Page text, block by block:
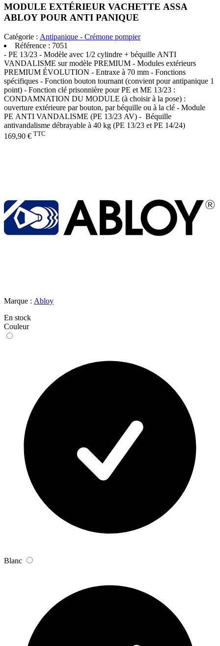
MODULE EXTÉRIEUR VACHETTE ASSA
ABLOY POUR ANTI PANIQUE
Catégorie : Antipanique - Crémone pompier
Référence : 7051
- PE 13/23 - Modèle avec 1/2 cylindre + béquille ANTI
VANDALISME sur modèle PREMIUM - Modules extérieurs
PREMIUM ÉVOLUTION - Entraxe à 70 mm - Fonctions
spécifiques - Fonction bouton tournant (convient pour antipanique 1
point) - Fonction clé prisonnière pour PE et ME 13/23 :
CONDAMNATION DU MODULE (à choisir à la pose) :
ouverture extérieure par bouton, par béquille ou à la clé - Module
PE ANTI VANDALISME (PE 13/23 AV) - Béquille
antivandalisme débrayable à 40 kg (PE 13/23 et PE 14/24)
169,90 € TTC
Marque : Abloy
En stock
Couleur
Blanc